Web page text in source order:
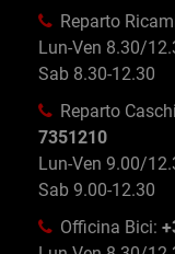
Reparto
Lun-Ven 8.30/
Sab 8.30-12.30
Reparto
7351210
Lun-Ven 9.00/
Sab 9.00-12.30
Officina Bici: